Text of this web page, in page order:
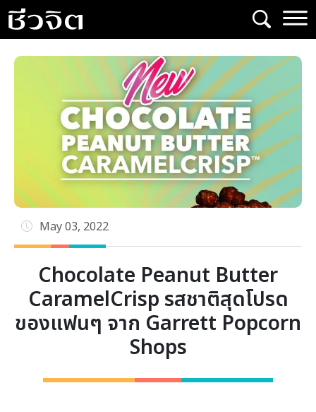
Skip
to
content
May 03, 2022
Chocolate Peanut Butter
CaramelCrisp รสชาติสุดโปรด
ของแฟนๆ จาก Garrett Popcorn
Shops